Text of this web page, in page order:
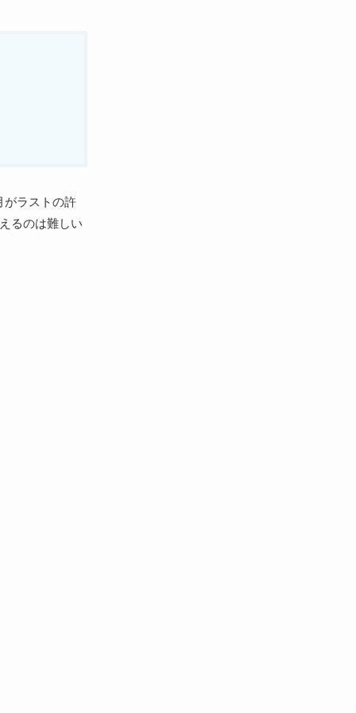
がラストの許
るのは難しい